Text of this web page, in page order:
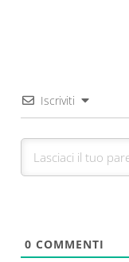
Iscriviti
0 COMMENTI